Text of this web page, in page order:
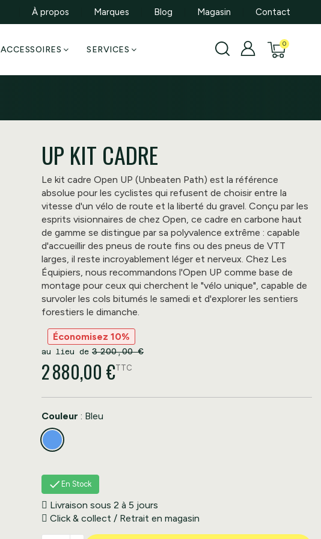
À propos Marques Blog Magasin Contact
ACCESSOIRES SERVICES
UP KIT CADRE
Le kit cadre Open UP (Unbeaten Path) est la référence
absolue pour les cyclistes qui refusent de choisir entre la
vitesse d'un vélo de route et la liberté du gravel. Conçu par les
esprits visionnaires de chez Open, ce cadre en carbone haut
de gamme se distingue par sa polyvalence extrême : capable
d'accueillir des pneus de route fins ou des pneus de VTT
larges, il reste incroyablement léger et nerveux. Chez Les
Équipiers, nous recommandons l'Open UP comme base de
montage pour ceux qui cherchent le "vélo unique", capable de
survoler les cols bitumés le samedi et d'explorer les sentiers
forestiers le dimanche.
Économisez 10%
3 200,00 €
2 880,00 €TTC
Couleur : Bleu
 En Stock
Livraison sous 2 à 5 jours
Click & collect / Retrait en magasin